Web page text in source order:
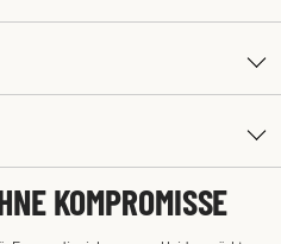
KOMPROMISSE